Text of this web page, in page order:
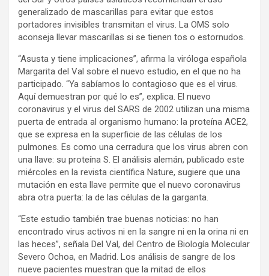
generalizado de mascarillas para evitar que estos
portadores invisibles transmitan el virus. La OMS solo
aconseja llevar mascarillas si se tienen tos o estornudos.
“Asusta y tiene implicaciones”, afirma la viróloga española
Margarita del Val sobre el nuevo estudio, en el que no ha
participado. “Ya sabíamos lo contagioso que es el virus.
Aquí demuestran por qué lo es”, explica. El nuevo
coronavirus y el virus del SARS de 2002 utilizan una misma
puerta de entrada al organismo humano: la proteína ACE2,
que se expresa en la superficie de las células de los
pulmones. Es como una cerradura que los virus abren con
una llave: su proteína S. El análisis alemán, publicado este
miércoles en la revista científica Nature, sugiere que una
mutación en esta llave permite que el nuevo coronavirus
abra otra puerta: la de las células de la garganta.
“Este estudio también trae buenas noticias: no han
encontrado virus activos ni en la sangre ni en la orina ni en
las heces”, señala Del Val, del Centro de Biología Molecular
Severo Ochoa, en Madrid. Los análisis de sangre de los
nueve pacientes muestran que la mitad de ellos